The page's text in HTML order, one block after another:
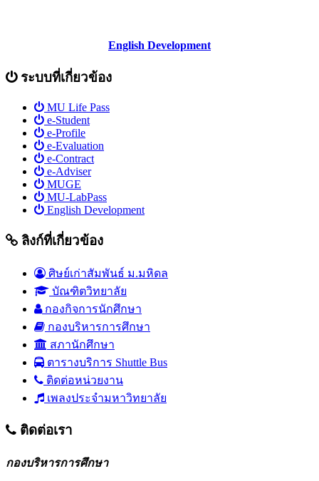
English Development
ระบบที่เกี่ยวข้อง
MU Life Pass
e-Student
e-Profile
e-Evaluation
e-Contract
e-Adviser
MUGE
MU-LabPass
English Development
ลิงก์ที่เกี่ยวข้อง
ศิษย์เก่าสัมพันธ์ ม.มหิดล
บัณฑิตวิทยาลัย
กองกิจการนักศึกษา
กองบริหารการศึกษา
สภานักศึกษา
ตารางบริการ Shuttle Bus
ติดต่อหน่วยงาน
เพลงประจำมหาวิทยาลัย
ติดต่อเรา
กองบริหารการศึกษา